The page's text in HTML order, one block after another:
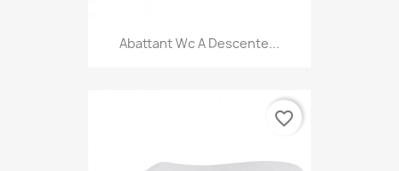
Abattant Wc A Descente...
favorite_border